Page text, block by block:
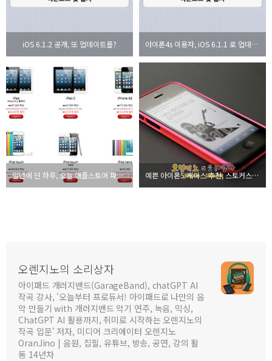
iOS 6.1.2 공개, 또 업데이트를? 아이폰4s 이용자, iOS 6.1.1 로 업데이트 필수
일년에 단 하루, 오늘 애플스토어 파격할인 예쁜 아이폰5 케이스 추천, 스토커스튜디오
오렌지노의 소리상자
아이패드 개러지밴드(GarageBand), chatGPT AI
작곡 강사, '오늘부터 프로듀서! 아이패드로 나만의 음
악 만들기 with 개러지밴드 악기 연주, 녹음, 믹싱,
ChatGPT AI 활용까지, 취미로 시작하는 오렌지노의
작곡 입문' 저자, 미디어 크리에이터 오렌지노
OranJino | 음원, 집필, 유튜브, 방송, 공연, 강의 활
동 14년차